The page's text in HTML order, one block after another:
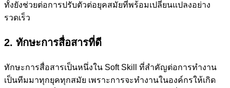
ทั้งยังช่วยต่อการปรับตัวต่อยุคสมัยที่พร้อมเปลี่ยนแปลงอย่าง
รวดเร็ว
2. ทักษะการสื่อสารที่ดี
ทักษะการสื่อสารเป็นหนึ่งใน Soft Skill ที่สำคัญต่อการทำงาน
เป็นทีมมาทุกยุคทุกสมัย เพราะการจะทำงานในองค์กรให้เกิด